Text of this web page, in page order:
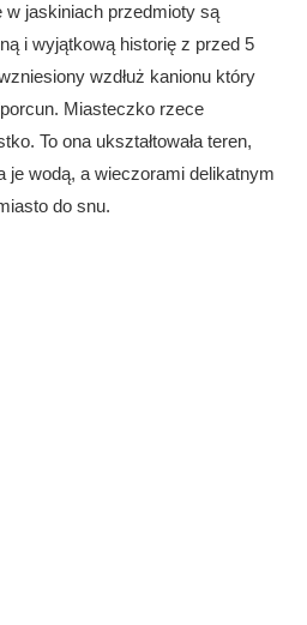
w jaskiniach przedmioty są
i wyjątkową historię z przed 5
wzdłuż kanionu który
Miasteczko rzece
To ona ukształtowała teren,
je wodą, a wieczorami delikatnym
do snu.